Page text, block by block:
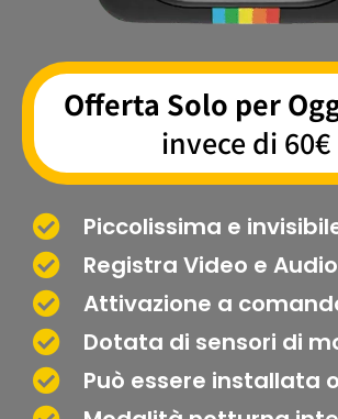
Offerta Solo per
invece di 60€
Piccolissima e
Registra Video e Audio
Attivazione a
Dotata di sensori di
Può essere installata